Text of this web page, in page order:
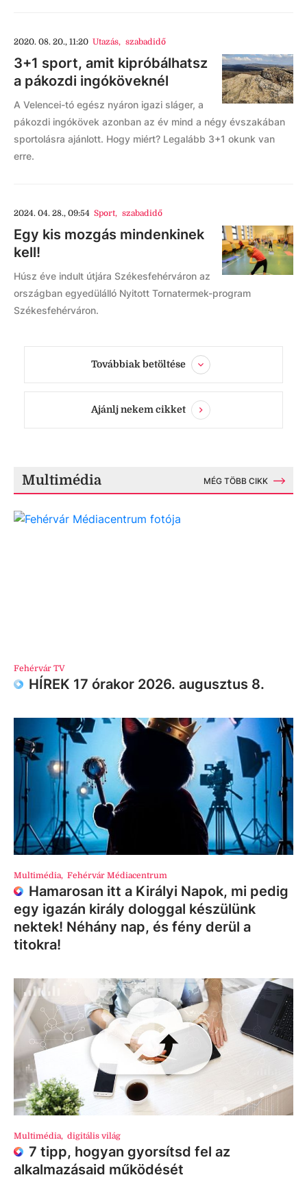
2020. 08. 20., 11:20 Utazás, szabadidő
3+1 sport, amit kipróbálhatsz
a pákozdi ingóköveknél
A Velencei-tó egész nyáron igazi sláger, a
pákozdi ingókövek azonban az év mind a négy évszakában
sportolásra ajánlott. Hogy miért? Legalább 3+1 okunk van
erre.
2024. 04. 28., 09:54 Sport, szabadidő
Egy kis mozgás mindenkinek
kell!
Húsz éve indult útjára Székesfehérváron az
országban egyedülálló Nyitott Tornatermek-program
Székesfehérváron.
Továbbiak betöltése
Ajánlj nekem cikket
Multimédia MÉG TÖBB CIKK
Fehérvár TV
HÍREK 17 órakor 2026. augusztus 8.
Multimédia, Fehérvár Médiacentrum
Hamarosan itt a Királyi Napok, mi pedig
egy igazán király dologgal készülünk
nektek! Néhány nap, és fény derül a
titokra!
Multimédia, digitális világ
7 tipp, hogyan gyorsítsd fel az
alkalmazásaid működését